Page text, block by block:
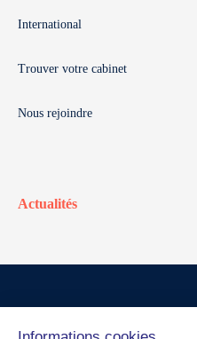
International
Trouver votre cabinet
Nous rejoindre
Actualités